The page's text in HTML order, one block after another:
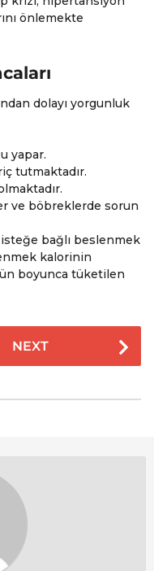
önlemekte
dolayı yorgunluk
yapar.
tutmaktadır.
ve böbreklerde sorun
bağlı beslenmek
kalorinin
boyunca tüketilen
NEXT